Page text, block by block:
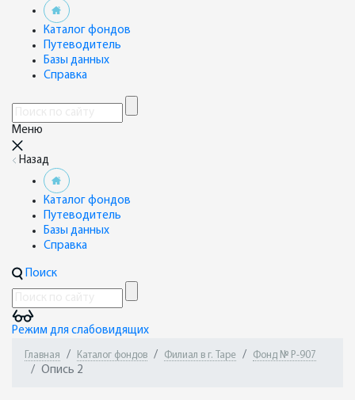
Каталог фондов
Путеводитель
Базы данных
Справка
Меню
Назад
Каталог фондов
Путеводитель
Базы данных
Справка
Поиск
Режим для слабовидящих
Главная Каталог фондов Филиал в г. Таре Фонд № Р-907
Опись 2